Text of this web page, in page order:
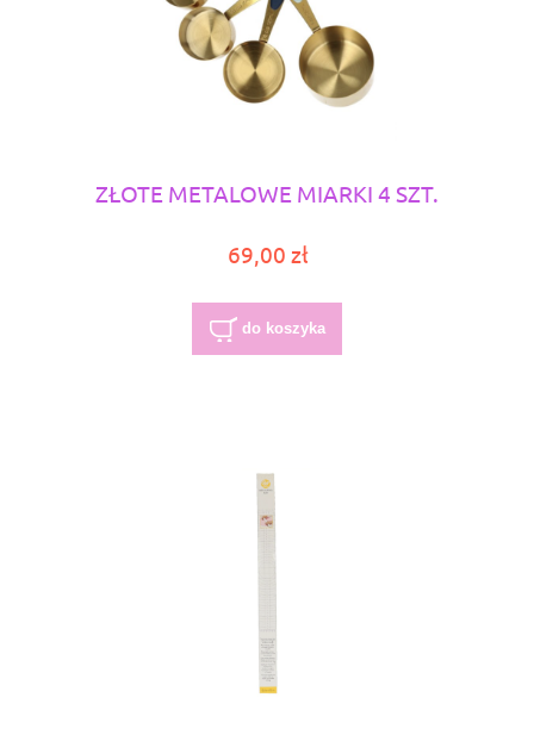
ZŁOTE METALOWE MIARKI 4 SZT.
69,00 zł
do koszyka